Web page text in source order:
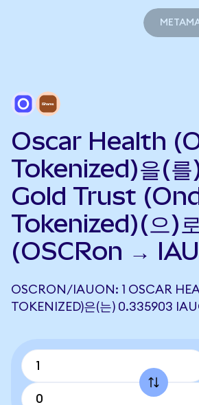
Oscar Health
Tokenized)을(
Gold Trust
Tokenized)(으)
(OSCRon →
OSCRON/IAUON: 1 OSCAR
TOKENIZED)은(는) 0.335903